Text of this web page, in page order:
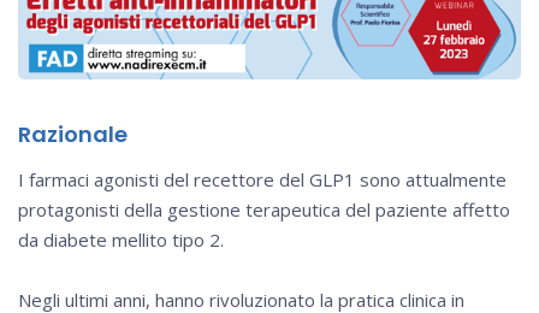
Razionale
I farmaci agonisti del recettore del GLP1 sono attualmente
protagonisti della gestione terapeutica del paziente affetto
da diabete mellito tipo 2.
Negli ultimi anni, hanno rivoluzionato la pratica clinica in